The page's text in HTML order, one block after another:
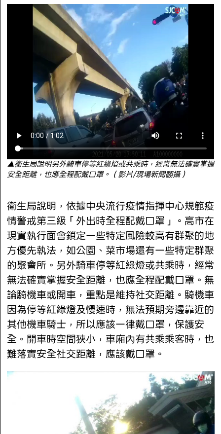
▲衛生局說明另外騎車停等紅綠燈或共乘時，經常無法確實掌握
安全距離，也應全程配戴口罩。（影片/現場新聞翻攝）
衛生局說明，依據中央流行疫情指揮中心規範疫
情警戒第三級「外出時全程配戴口罩」。高市在
現實執行面會鎖定一些特定風險較高有群聚的地
方優先執法，如公園、菜市場還有一些特定群聚
的聚會所。另外騎車停等紅綠燈或共乘時，經常
無法確實掌握安全距離，也應全程配戴口罩。無
論騎機車或開車，重點是維持社交距離。騎機車
因為停等紅綠燈及慢速時，無法預期旁邊靠近的
其他機車騎士，所以應該一律戴口罩，保護安
全。開車時空間狹小，車廂內有共乘乘客時，也
難落實安全社交距離，應該戴口罩。